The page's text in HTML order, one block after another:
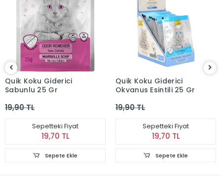
Quik Koku Giderici
Sabunlu 25 Gr
19,90 TL
Sepetteki Fiyat
19,70 TL
Sepete Ekle
Quik Koku Giderici
Okyanus Esintili 25 Gr
19,90 TL
Sepetteki Fiyat
19,70 TL
Sepete Ekle